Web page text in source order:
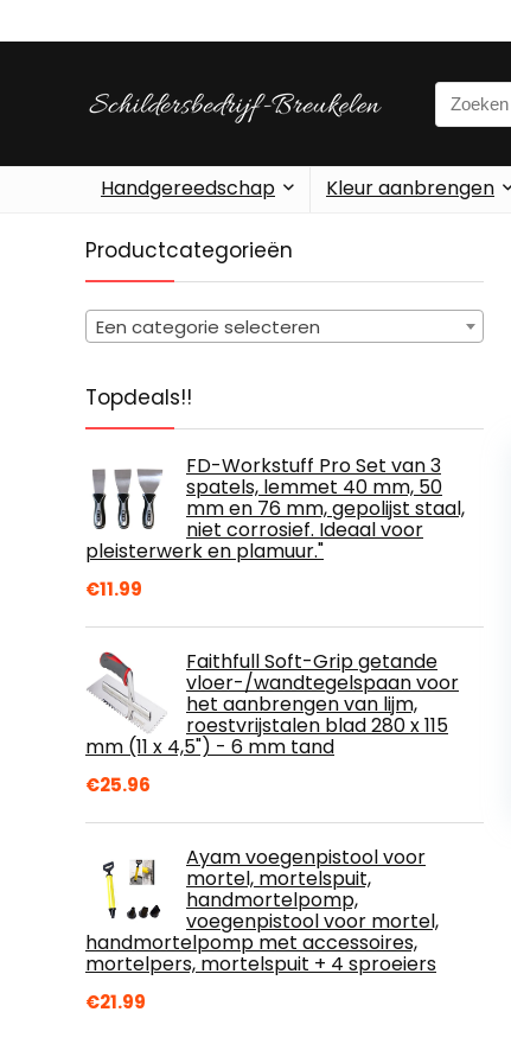
Search
for:
Handgereedschap Kleur aanbrengen
Productcategorieën
Een categorie selecteren
Topdeals!!
FD-Workstuff Pro Set van 3
spatels, lemmet 40 mm, 50
mm en 76 mm, gepolijst staal,
niet corrosief. Ideaal voor
pleisterwerk en plamuur."
€11.99
Faithfull Soft-Grip getande
vloer-/wandtegelspaan voor
het aanbrengen van lijm,
roestvrijstalen blad 280 x 115
mm (11 x 4,5") - 6 mm tand
€25.96
Ayam voegenpistool voor
mortel, mortelspuit,
handmortelpomp,
voegenpistool voor mortel,
handmortelpomp met accessoires,
mortelpers, mortelspuit + 4 sproeiers
€21.99